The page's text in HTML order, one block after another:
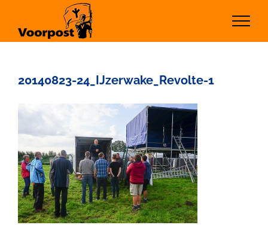
inhoud
20140823-24_IJzerwake_Revolte-1